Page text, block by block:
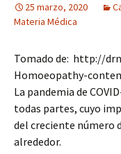
25 marzo, 2020
Materia Médica
Tomado de: http://
Homoeopathy-
La pandemia de
todas partes, cuyo
del creciente número
alrededor.